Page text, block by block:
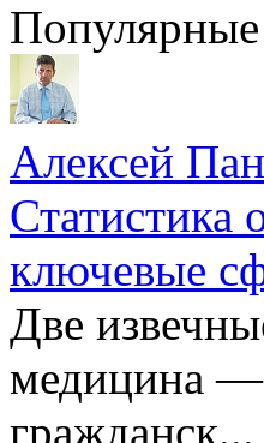
Алексей
Статистика
ключевые
Две
медицина —
гражданск...